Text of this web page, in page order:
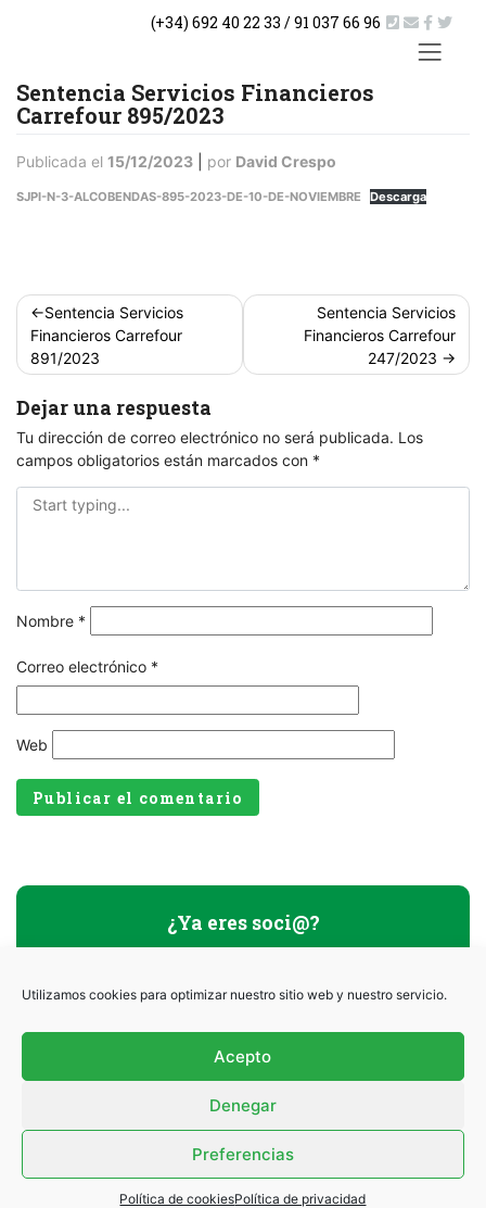
Utilizamos cookies para optimizar nuestro sitio web y nuestro servicio.
Acepto
Denegar
Preferencias
Política de cookiesPolítica de privacidad
(+34) 692 40 22 33 / 91 037 66 96
Sentencia Servicios Financieros
Carrefour 895/2023
Publicada el 15/12/2023 por David Crespo
SJPI-N-3-ALCOBENDAS-895-2023-DE-10-DE-NOVIEMBRE Descarga
Navegación
de
entradas
Sentencia Servicios
Financieros Carrefour
891/2023
Sentencia Servicios
Financieros Carrefour
247/2023
Dejar una respuesta
Tu dirección de correo electrónico no será publicada. Los
campos obligatorios están marcados con *
Nombre *
Correo electrónico *
Web
¿Ya eres soci@?